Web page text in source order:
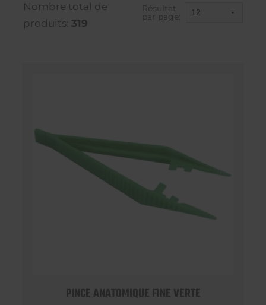
Nombre total de
produits: 319
Résultat
par page:
PINCE ANATOMIQUE FINE VERTE